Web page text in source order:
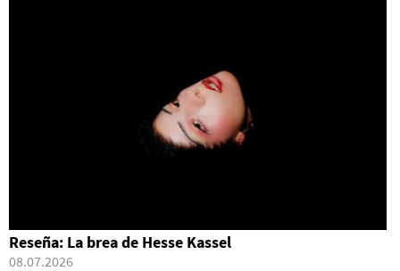
Reseña: La brea de Hesse Kassel
08.07.2026